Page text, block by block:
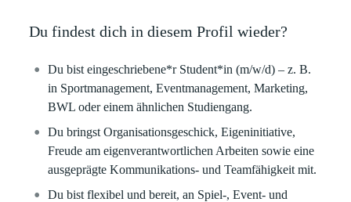
Du findest dich in diesem Profil wieder?
Du bist eingeschriebene*r Student*in (m/w/d) – z. B.
in Sportmanagement, Eventmanagement, Marketing,
BWL oder einem ähnlichen Studiengang.
Du bringst Organisationsgeschick, Eigeninitiative,
Freude am eigenverantwortlichen Arbeiten sowie eine
ausgeprägte Kommunikations- und Teamfähigkeit mit.
Du bist flexibel und bereit, an Spiel-, Event- und